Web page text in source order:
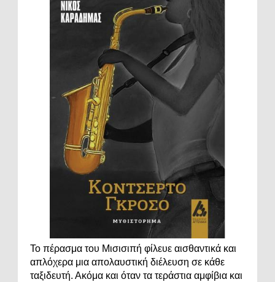
Το πέρασμα του Μισισιπή φίλευε αισθαντικά και
απλόχερα μια απολαυστική διέλευση σε κάθε
ταξιδευτή. Ακόμα και όταν τα τεράστια αμφίβια και